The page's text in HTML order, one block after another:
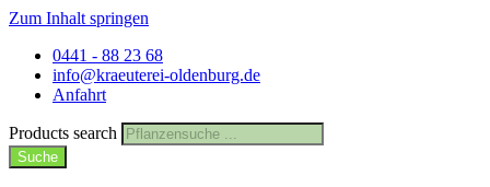
Zum Inhalt springen
0441 - 88 23 68
info@kraeuterei-oldenburg.de
Anfahrt
Products search
Suche